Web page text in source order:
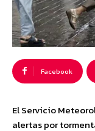
Facebook
El Servicio
alertas por